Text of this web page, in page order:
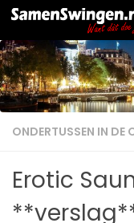
Doorgaan naar
ONDERTUSSEN IN DE
Erotic